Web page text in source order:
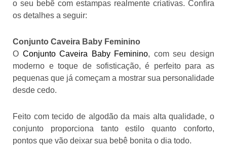
o seu bebê com estampas realmente criativas. Confira
os detalhes a seguir:
Conjunto Caveira Baby Feminino
O Conjunto Caveira Baby Feminino, com seu design
moderno e toque de sofisticação, é perfeito para as
pequenas que já começam a mostrar sua personalidade
desde cedo.
Feito com tecido de algodão da mais alta qualidade, o
conjunto proporciona tanto estilo quanto conforto,
pontos que vão deixar sua bebê bonita o dia todo.